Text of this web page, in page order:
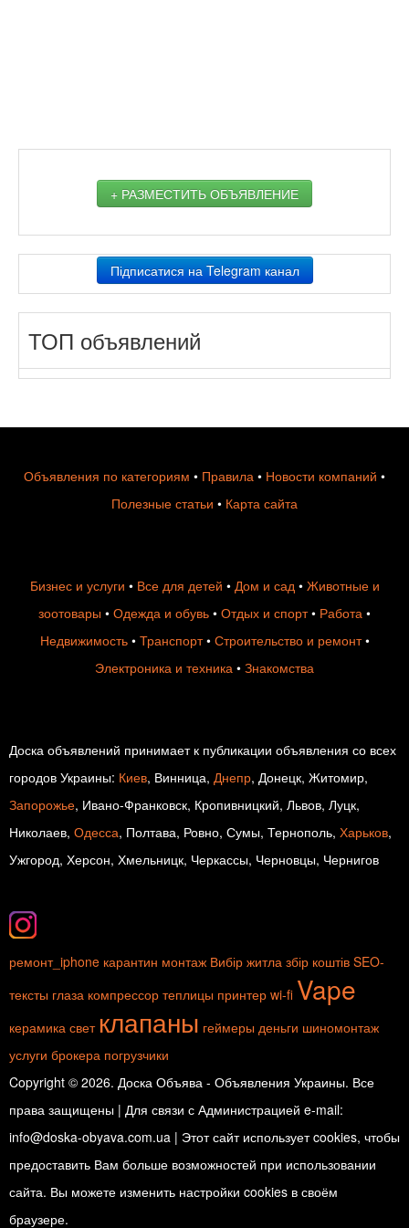
+ РАЗМЕСТИТЬ ОБЪЯВЛЕНИЕ
Підписатися на Telegram канал
ТОП объявлений
Объявления по категориям • Правила • Новости компаний •
Полезные статьи • Карта сайта
Бизнес и услуги • Все для детей • Дом и сад• Животные и
зоотовары • Одежда и обувь • Отдых и спорт• Работа •
Недвижимость• Транспорт• Строительство и ремонт•
Электроника и техника • Знакомства
Доска объявлений принимает к публикации объявления со всех
городов Украины: Киев, Винница, Днепр, Донецк, Житомир,
Запорожье, Ивано-Франковск, Кропивницкий, Львов, Луцк,
Николаев, Одесса, Полтава, Ровно, Сумы, Тернополь, Харьков,
Ужгород, Херсон, Хмельницк, Черкассы, Черновцы, Чернигов
ремонт_iphone карантин монтаж Вибір житла збір коштів SEO-
тексты глаза компрессор теплицы принтер wi-fi Vape
керамика свет клапаны геймеры деньги шиномонтаж
услуги брокера погрузчики
Copyright © 2026. Доска Объява - Объявления Украины. Все
права защищены | Для связи с Администрацией e-mail:
info@doska-obyava.com.ua | Этот сайт использует cookies, чтобы
предоставить Вам больше возможностей при использовании
сайта. Вы можете изменить настройки cookies в своём
браузере.